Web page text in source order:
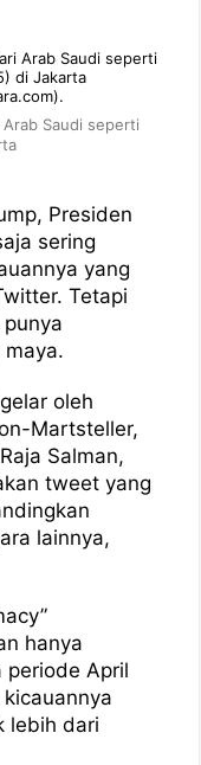
Arab Saudi seperti
Presiden
sering
yang
Tetapi
oleh
Martsteller,
Salman,
tweet yang
lainnya,
hanya
periode April
lebih dari